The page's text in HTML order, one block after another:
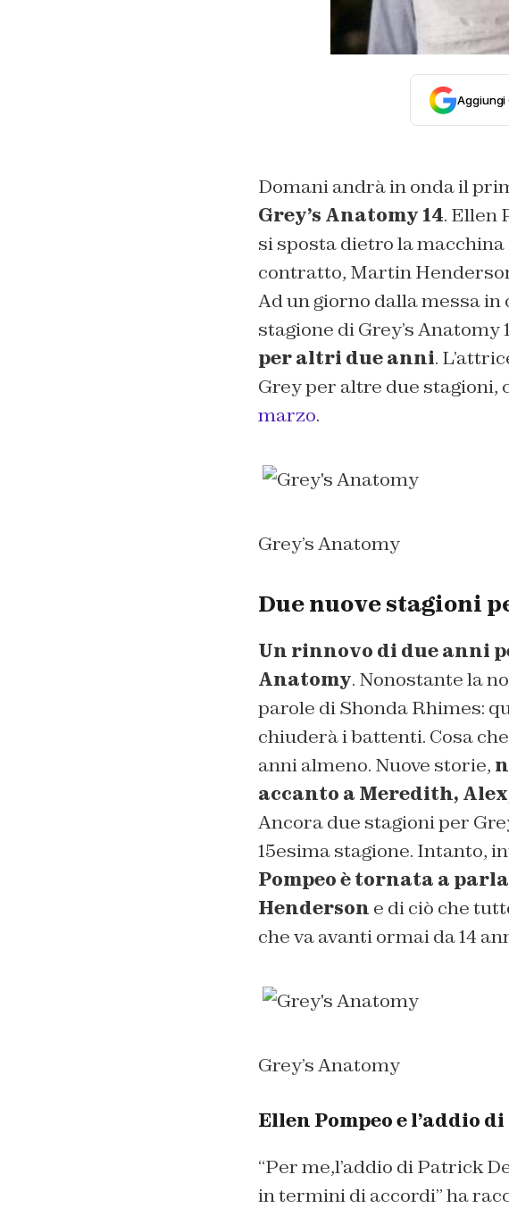
Aggiungi
Domani andrà in onda il
Grey’s Anatomy 14. Ellen
si sposta dietro la
contratto, Martin
Ad un giorno dalla messa
stagione di Grey’s Anatomy
per altri due anni.
Grey per altre due stagioni,
marzo.
Grey’s Anatomy
Due nuove stagioni
Un rinnovo di due anni
Anatomy. Nonostante la
parole di Shonda Rhimes:
chiuderà i battenti. Cosa
anni almeno. Nuove storie,
accanto a Meredith,
Ancora due stagioni per
15esima stagione. Intanto,
Pompeo è tornata a
Henderson e di ciò che
che va avanti ormai da 14
Grey’s Anatomy
Ellen Pompeo e l’addio
“Per me,l’addio di Patrick
in termini di accordi” ha